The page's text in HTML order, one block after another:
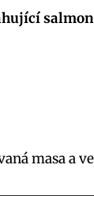
masa a